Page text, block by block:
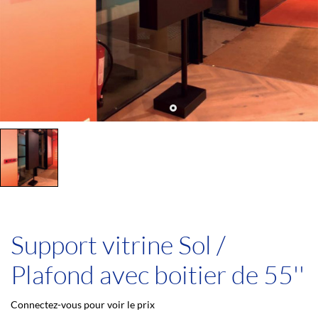
Support vitrine Sol /
Plafond avec boitier de 55''
Connectez-vous pour voir le prix